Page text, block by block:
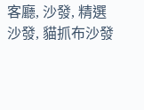
客廳, 沙發, 精選
沙發, 貓抓布沙發